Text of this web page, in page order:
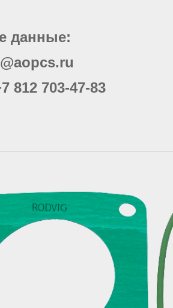
данные:
812 703-47-83